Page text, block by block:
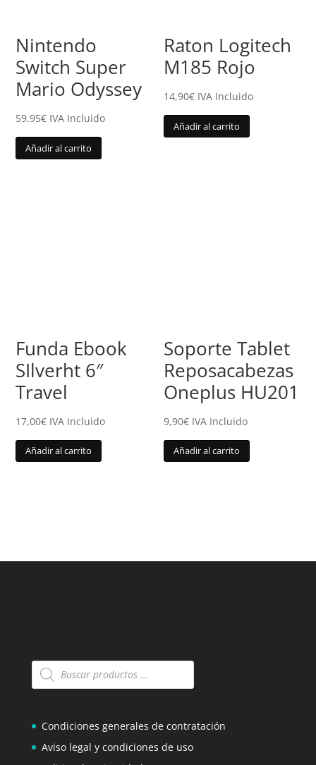
Nintendo
Switch Super
Mario Odyssey
59,95€ IVA Incluido
Añadir al carrito
Raton Logitech
M185 Rojo
14,90€ IVA Incluido
Añadir al carrito
Funda Ebook
SIlverht 6″
Travel
17,00€ IVA Incluido
Añadir al carrito
Soporte Tablet
Reposacabezas
Oneplus HU201
9,90€ IVA Incluido
Añadir al carrito
Búsqueda
de
Condiciones generales de contratación
Aviso legal y condiciones de uso